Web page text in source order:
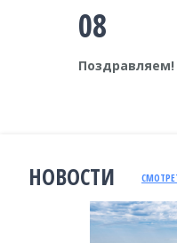
08
Поздравляем!
НОВОСТИ